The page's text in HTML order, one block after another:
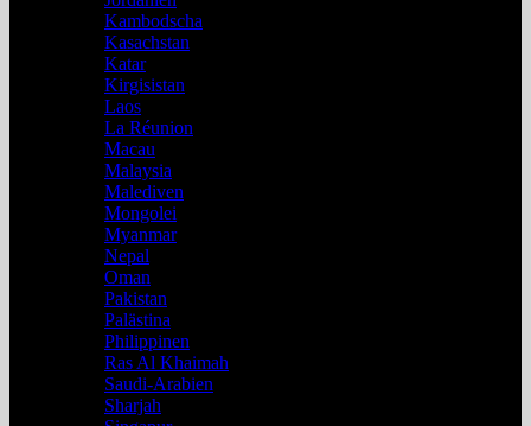
Kambodscha
Kasachstan
Katar
Kirgisistan
Laos
La Réunion
Macau
Malaysia
Malediven
Mongolei
Myanmar
Nepal
Oman
Pakistan
Palästina
Philippinen
Ras Al Khaimah
Saudi-Arabien
Sharjah